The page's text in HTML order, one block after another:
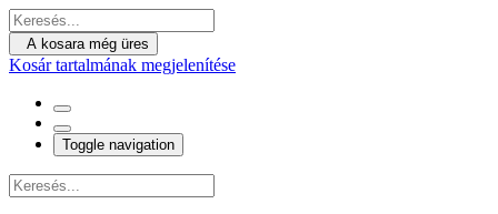
A kosara még üres
Kosár tartalmának megjelenítése
Toggle navigation